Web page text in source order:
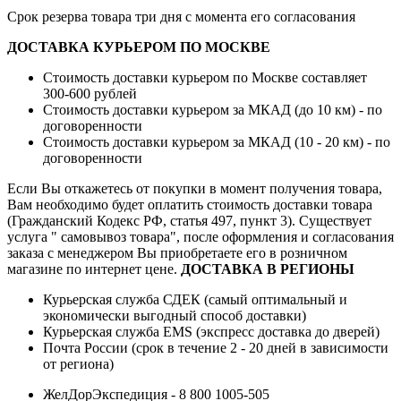
Срок резерва товара три дня с момента его согласования
ДОСТАВКА КУРЬЕРОМ ПО МОСКВЕ
Стоимость доставки курьером по Москве составляет
300-600 рублей
Стоимость доставки курьером за МКАД (до 10 км) - по
договоренности
Стоимость доставки курьером за МКАД (10 - 20 км) - по
договоренности
Если Вы откажетесь от покупки в момент получения товара,
Вам необходимо будет оплатить стоимость доставки товара
(Гражданский Кодекс РФ, статья 497, пункт 3). Существует
услуга " самовывоз товара", после оформления и согласования
заказа с менеджером Вы приобретаете его в розничном
магазине по интернет цене. ДОСТАВКА В РЕГИОНЫ
Курьерская служба СДЕК (самый оптимальный и
экономически выгодный способ доставки)
Курьерская служба EMS (экспресс доставка до дверей)
Почта России (срок в течение 2 - 20 дней в зависимости
от региона)
ЖелДорЭкспедиция - 8 800 1005-505